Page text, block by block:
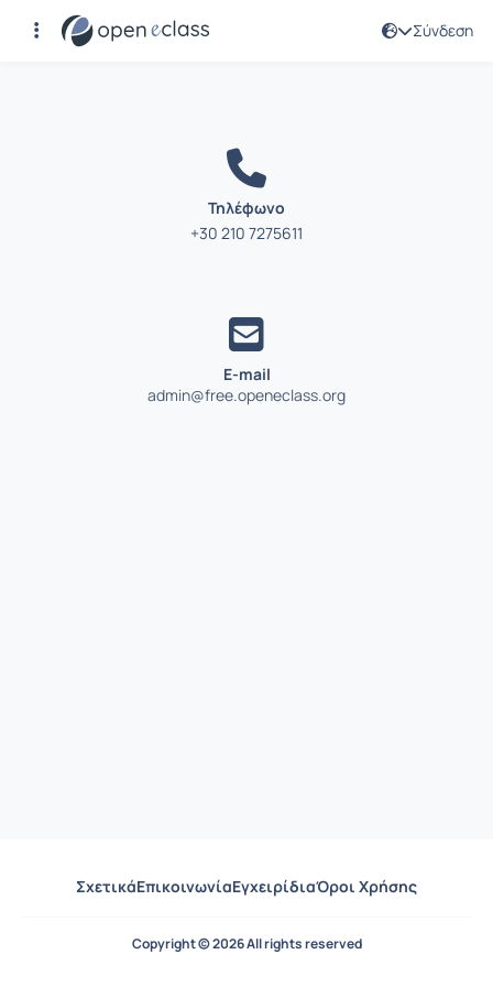
Σύνδεση
Επικοινωνία
Τηλέφωνο
+30 210 7275611
E-mail
admin@free.openeclass.org
ΣχετικάΕπικοινωνίαΕγχειρίδιαΌροι Χρήσης
Copyright © 2026 All rights reserved